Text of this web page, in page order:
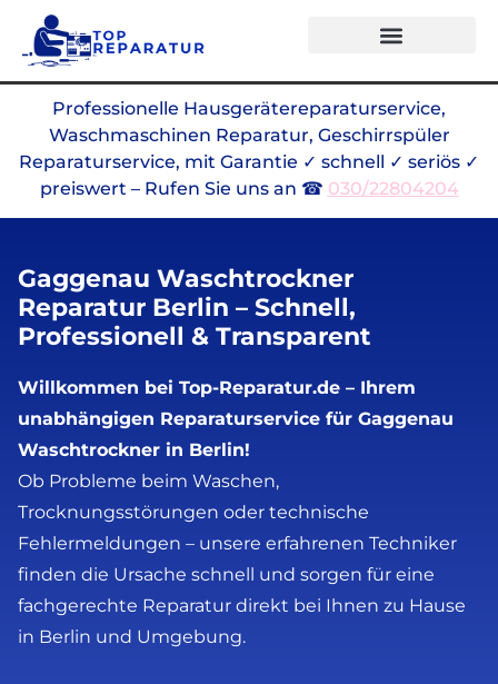
Professionelle Hausgerätereparaturservice,
Waschmaschinen Reparatur, Geschirrspüler
Reparaturservice, mit Garantie ✓ schnell ✓ seriös ✓
preiswert – Rufen Sie uns an ☎ 030/22804204
Gaggenau Waschtrockner
Reparatur Berlin – Schnell,
Professionell & Transparent
Willkommen bei Top-Reparatur.de – Ihrem
unabhängigen Reparaturservice für Gaggenau
Waschtrockner in Berlin!
Ob Probleme beim Waschen,
Trocknungsstörungen oder technische
Fehlermeldungen – unsere erfahrenen Techniker
finden die Ursache schnell und sorgen für eine
fachgerechte Reparatur direkt bei Ihnen zu Hause
in Berlin und Umgebung.